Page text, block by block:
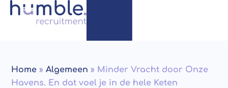
Home »Algemeen » Minder Vracht door Onze
Havens. En dat voel je in de hele Keten